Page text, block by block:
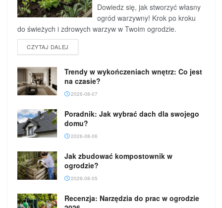
Dowiedz się, jak stworzyć własny
ogród warzywny! Krok po kroku
do świeżych i zdrowych warzyw w Twoim ogrodzie.
CZYTAJ DALEJ
Trendy w wykończeniach wnętrz: Co jest
na czasie?
2026-08-07
Poradnik: Jak wybrać dach dla swojego
domu?
2026-08-06
Jak zbudować kompostownik w
ogrodzie?
2026-08-05
Recenzja: Narzędzia do prac w ogrodzie